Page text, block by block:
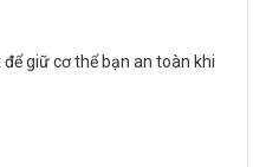
để giữ cơ thể bạn an toàn khi